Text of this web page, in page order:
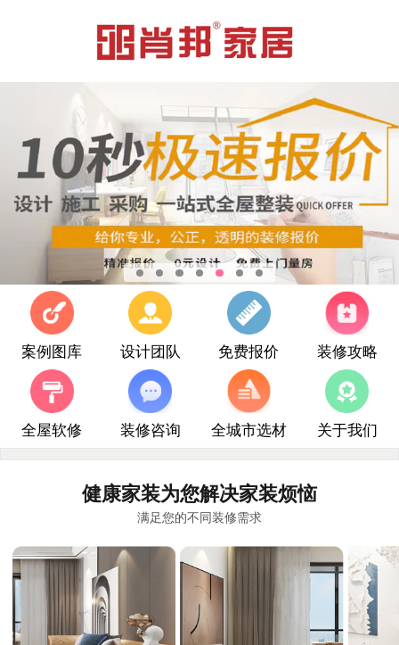
案例图库 设计团队 免费报价 装修攻略
全屋软修 装修咨询 全城市选材 关于我们
健康家装为您解决家装烦恼
满足您的不同装修需求